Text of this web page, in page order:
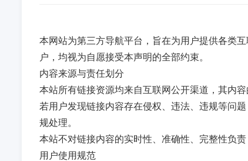
本网站为第三方导航平台，旨在为用户提供各类
户，均视为自愿接受本声明的全部约束。
内容来源与责任划分
本站所有链接资源均来自互联网公开渠道，其内
若用户发现链接内容存在侵权、违法、违规等问
规处理。
本站不对链接内容的实时性、准确性、完整性负
用户使用规范